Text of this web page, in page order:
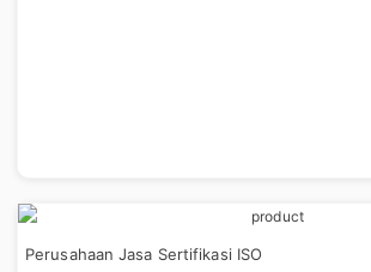
Perusahaan Jasa Sertifikasi ISO